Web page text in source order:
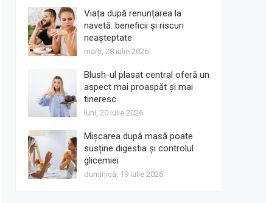
Viața după renunțarea la
navetă: beneficii și riscuri
neașteptate
marți, 28 iulie 2026
Blush-ul plasat central oferă un
aspect mai proaspăt și mai
tineresc
luni, 20 iulie 2026
Mișcarea după masă poate
susține digestia și controlul
glicemiei
duminică, 19 iulie 2026